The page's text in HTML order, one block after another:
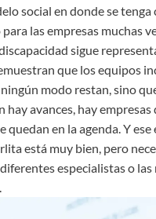
social en donde se tenga
para las empresas muchas
sigue
que los equipos
modo restan, sino
hay avances, hay
quedan en la agenda. Y ese
está muy bien, pero
especialistas o